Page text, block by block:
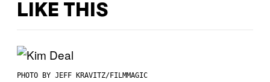
LIKE THIS
PHOTO BY JEFF KRAVITZ/FILMMAGIC